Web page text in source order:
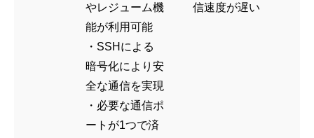
やレジューム機
能が利用可能
・SSHによる
暗号化により安
全な通信を実現
・必要な通信ポ
ートが1つで済
信速度が遅い